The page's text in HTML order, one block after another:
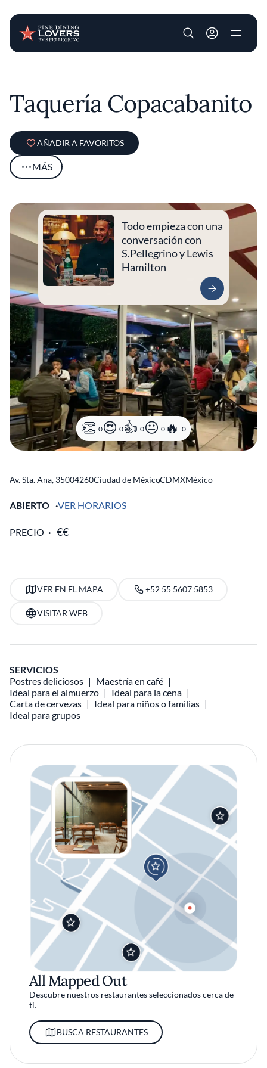
User account
Taquería Copacabanito
AÑADIR A FAVORITOS
MÁS
0 0 0 0 0
Todo empieza con una
conversación con
S.Pellegrino y Lewis
Hamilton
Av. Sta. Ana, 35004260Ciudad de México
,CDMXMéxico
ABIERTO VER HORARIOS
PRECIO
VER EN EL MAPA +52 55 5607 5853
VISITAR WEB
SERVICIOS
Postres deliciosos
Maestría en café
Ideal para el almuerzo
Ideal para la cena
Carta de cervezas
Ideal para niños o familias
Ideal para grupos
All Mapped Out
Descubre nuestros restaurantes seleccionados cerca de
ti.
BUSCA RESTAURANTES